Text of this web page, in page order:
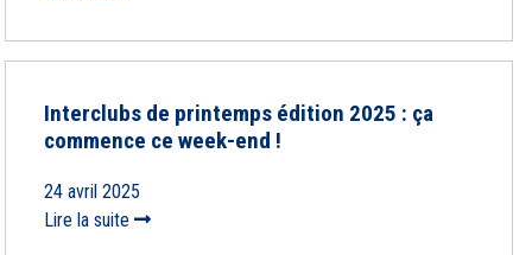
Interclubs de printemps édition 2025 : ça
commence ce week-end !
24 avril 2025
Lire la suite